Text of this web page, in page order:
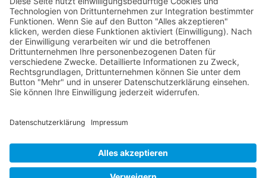
Hebetechnik
Sägen, Trennen
Bagger
Oberflächenbearbeitung
Heizen, Kühlen, Luft
Reinigung
Strom
Verdichtung